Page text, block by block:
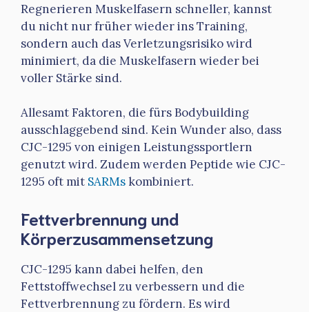
Regnerieren Muskelfasern schneller, kannst
du nicht nur früher wieder ins Training,
sondern auch das Verletzungsrisiko wird
minimiert, da die Muskelfasern wieder bei
voller Stärke sind.
Allesamt Faktoren, die fürs Bodybuilding
ausschlaggebend sind. Kein Wunder also, dass
CJC-1295 von einigen Leistungssportlern
genutzt wird. Zudem werden Peptide wie CJC-
1295 oft mit SARMskombiniert.
Fettverbrennung und
Körperzusammensetzung
CJC-1295 kann dabei helfen, den
Fettstoffwechsel zu verbessern und die
Fettverbrennung zu fördern. Es wird